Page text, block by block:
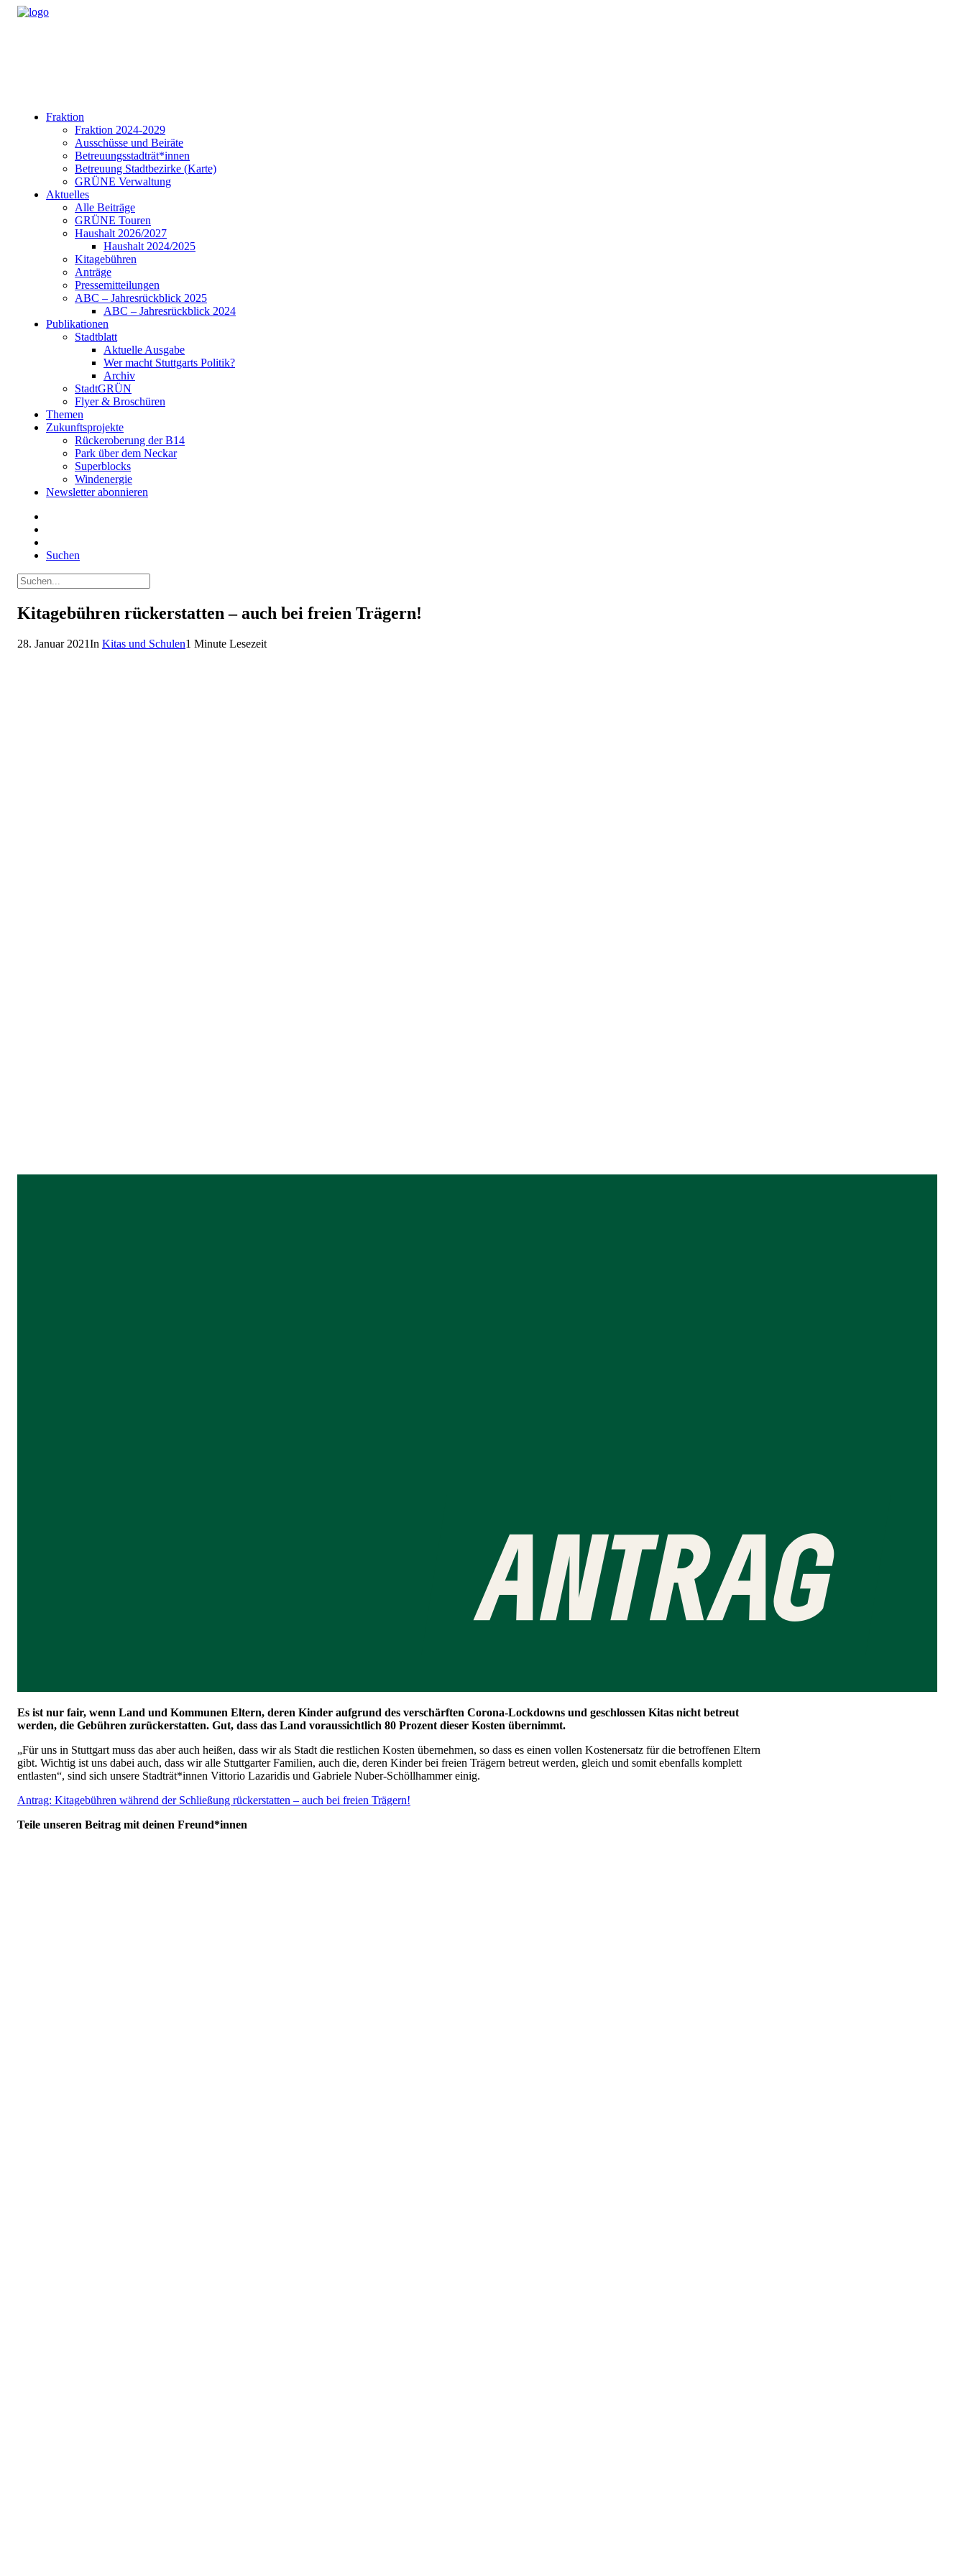
Fraktion
Fraktion 2024-2029
Ausschüsse und Beiräte
Betreuungsstadträt*innen
Betreuung Stadtbezirke (Karte)
GRÜNE Verwaltung
Aktuelles
Alle Beiträge
GRÜNE Touren
Haushalt 2026/2027
Haushalt 2024/2025
Kitagebühren
Anträge
Pressemitteilungen
ABC – Jahresrückblick 2025
ABC – Jahresrückblick 2024
Publikationen
Stadtblatt
Aktuelle Ausgabe
Wer macht Stuttgarts Politik?
Archiv
StadtGRÜN
Flyer & Broschüren
Themen
Zukunftsprojekte
Rückeroberung der B14
Park über dem Neckar
Superblocks
Windenergie
Newsletter abonnieren
Suchen
Kitagebühren rückerstatten – auch bei freien Trägern!
28. Januar 2021In Kitas und Schulen1 Minute Lesezeit
Es ist nur fair, wenn Land und Kommunen Eltern, deren Kinder aufgrund des verschärften Corona-Lockdowns und geschlossen Kitas nicht betreut
werden, die Gebühren zurückerstatten. Gut, dass das Land voraussichtlich 80 Prozent dieser Kosten übernimmt.
„Für uns in Stuttgart muss das aber auch heißen, dass wir als Stadt die restlichen Kosten übernehmen, so dass es einen vollen Kostenersatz für die betroffenen Eltern
gibt. Wichtig ist uns dabei auch, dass wir alle Stuttgarter Familien, auch die, deren Kinder bei freien Trägern betreut werden, gleich und somit ebenfalls komplett
entlasten“, sind sich unsere Stadträt*innen Vittorio Lazaridis und Gabriele Nuber-Schöllhammer einig.
Antrag: Kitagebühren während der Schließung rückerstatten – auch bei freien Trägern!
Teile unseren Beitrag mit deinen Freund*innen